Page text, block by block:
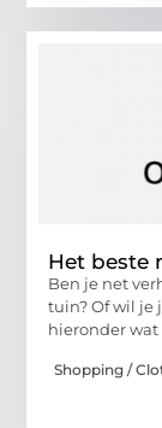
Het beste
Ben je net
tuin? Of wil je
hieronder
Shopping /